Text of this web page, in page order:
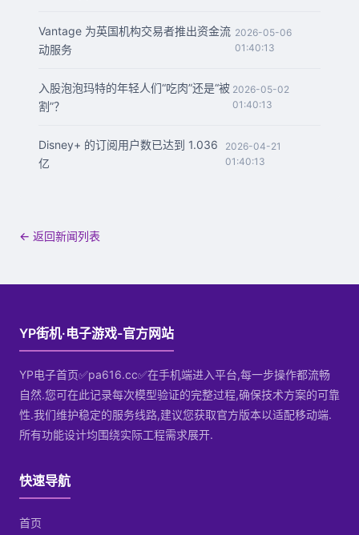
Vantage 为英国机构交易者推出资金流
动服务
2026-05-06
01:40:13
入股泡泡玛特的年轻人们“吃肉”还是“被
割”？
2026-05-02
01:40:13
Disney+ 的订阅用户数已达到 1.036
亿
2026-04-21
01:40:13
← 返回新闻列表
YP街机·电子游戏-官方网站
YP电子首页✅pa616.cc✅在手机端进入平台,每一步操作都流畅
自然.您可在此记录每次模型验证的完整过程,确保技术方案的可靠
性.我们维护稳定的服务线路,建议您获取官方版本以适配移动端.
所有功能设计均围绕实际工程需求展开.
快速导航
首页